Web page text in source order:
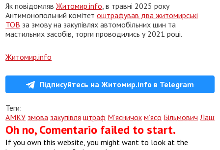
Як повідомлявЖитомир.info , в травні 2025 року
Антимонопольний комітетоштрафував два житомирські
ТОВ за змову на закупівлях автомобільних шин та
мастильних засобів, торги проводились у 2021 році.
Житомир.info
Підписуйтесь на Житомир.info в Telegram
Теги:
АМКУ змова закупівля штраф М’ясничок м’ясо Більмович
Oh no, Comentario failed to start.
If you own this website, you might want to look at the